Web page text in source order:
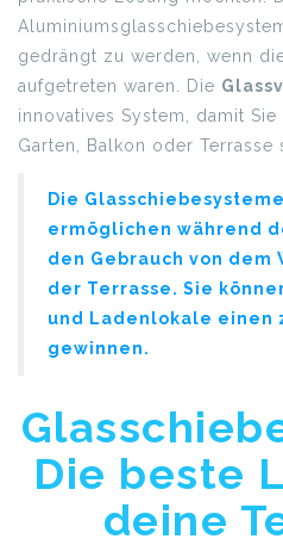
gedrängt zu werden, wenn
aufgetreten waren. Die
innovatives System, damit
Garten, Balkon oder Terrasse
Die
ermöglichen während
den Gebrauch von
der Terrasse. Sie
und Ladenlokale einen
gewinnen.
Die beste
deine